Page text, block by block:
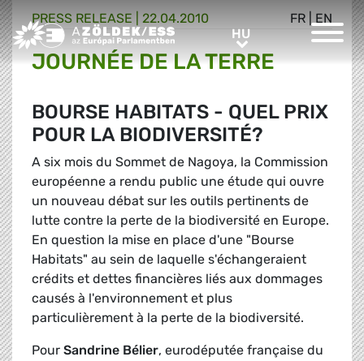
Greens/EFA Home HUHU
FR EN
PRESS RELEASE | 22.04.2010
JOURNÉE DE LA TERRE
BOURSE HABITATS - QUEL PRIX
POUR LA BIODIVERSITÉ?
A six mois du Sommet de Nagoya, la Commission
européenne a rendu public une étude qui ouvre
un nouveau débat sur les outils pertinents de
lutte contre la perte de la biodiversité en Europe.
En question la mise en place d'une "Bourse
Habitats" au sein de laquelle s'échangeraient
crédits et dettes financières liés aux dommages
causés à l'environnement et plus
particulièrement à la perte de la biodiversité.
Pour Sandrine Bélier, eurodéputée française du